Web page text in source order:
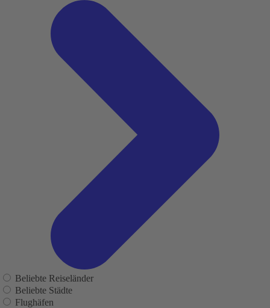
Beliebte Reiseländer
Beliebte Städte
Flughäfen